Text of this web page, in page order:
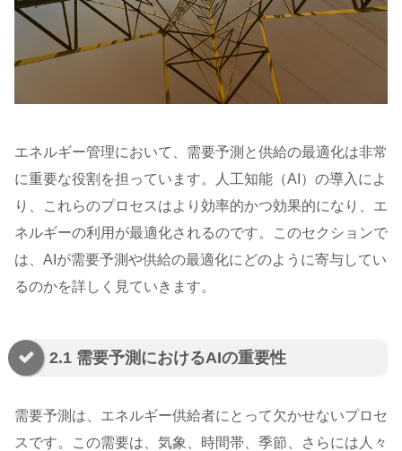
エネルギー管理において、需要予測と供給の最適化は非常
に重要な役割を担っています。人工知能（AI）の導入によ
り、これらのプロセスはより効率的かつ効果的になり、エ
ネルギーの利用が最適化されるのです。このセクションで
は、AIが需要予測や供給の最適化にどのように寄与してい
るのかを詳しく見ていきます。
2.1 需要予測におけるAIの重要性
需要予測は、エネルギー供給者にとって欠かせないプロセ
スです。この需要は、気象、時間帯、季節、さらには人々